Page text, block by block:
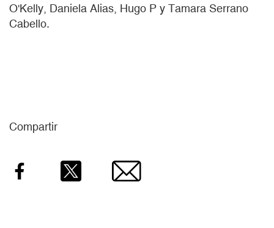
O'Kelly, Daniela Alias, Hugo P y Tamara Serrano
Cabello.
Compartir
Facebook Email